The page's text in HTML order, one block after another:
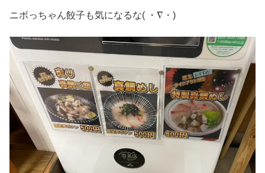
ニボっちゃん餃子も気になるな( ・∇・)